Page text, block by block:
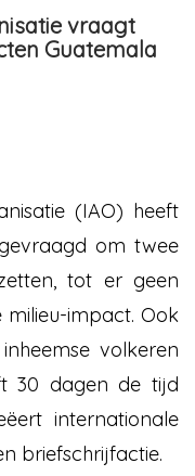
vraagt
Guatemala
(IAO) heeft
om twee
tot er geen
milieu-impact. Ook
volkeren
30 dagen de tijd
internationale
briefschrijfactie.